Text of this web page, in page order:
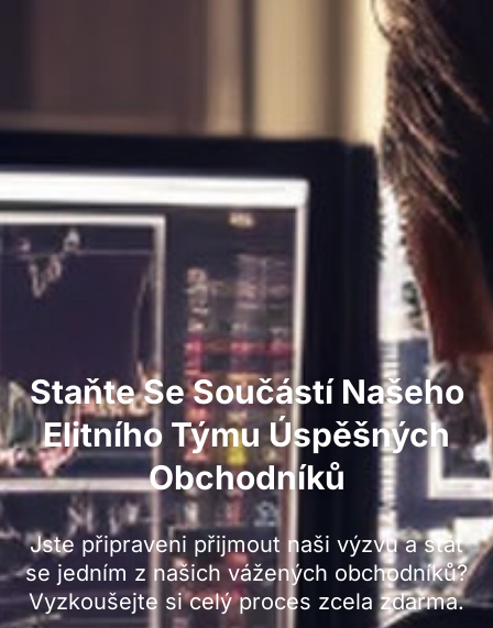
Staňte Se Součástí Našeho
Elitního Týmu Úspěšných
Obchodníků
Jste připraveni přijmout naši výzvu a stát
se jedním z našich vážených obchodníků?
Vyzkoušejte si celý proces zcela zdarma.